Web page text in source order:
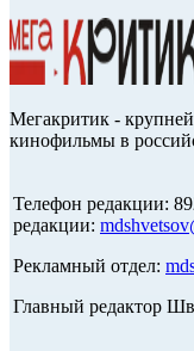
Мегакритик -
кинофильмы в
Телефон редакции:
редакции:
Рекламный отдел:
Главный редактор